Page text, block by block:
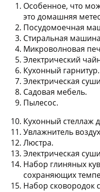
Особенное, что
это домашняя
Посудомоечная
Стиральная
Микроволновая
Электрический
Кухонный гарнитур.
Электрическая
Садовая мебель.
Пылесос.
Кухонный стеллаж
Увлажнитель
Люстра.
Электрическая
Набор глиняных
сохраняющих
Набор сковородок